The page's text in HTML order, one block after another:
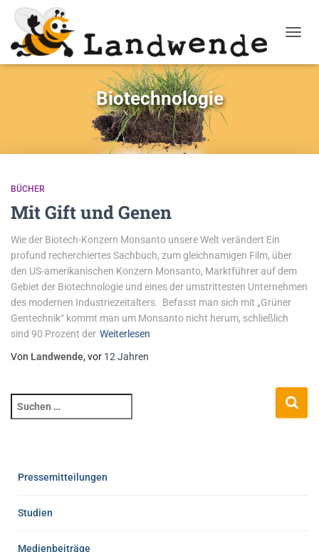
Biotechnologie
BÜCHER
Mit Gift und Genen
Wie der Biotech-Konzern Monsanto unsere Welt verändert Ein
profund recherchiertes Sachbuch, zum gleichnamigen Film, über
den US-amerikanischen Konzern Monsanto, Marktführer auf dem
Gebiet der Biotechnologie und eines der umstrittesten Unternehmen
des modernen Industriezeitalters. Befasst man sich mit „Grüner
Gentechnik“ kommt man um Monsanto nicht herum, schließlich
sind 90 Prozent der Weiterlesen
Von Landwende, vor 12 Jahren
Pressemitteilungen
Studien
Medienbeiträge